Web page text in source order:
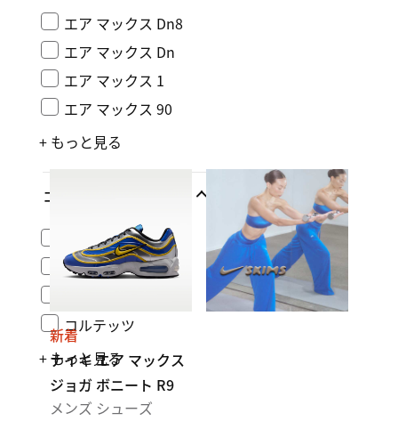
エア マックス Dn8
エア マックス Dn
エア マックス 1
エア マックス 90
+ もっと見る
コレクション
エア フォース 1
エア マックス
コルテッツ
+ もっと見る
新着
ナイキ エア マックス
ジョガ ボニート R9
メンズ シューズ